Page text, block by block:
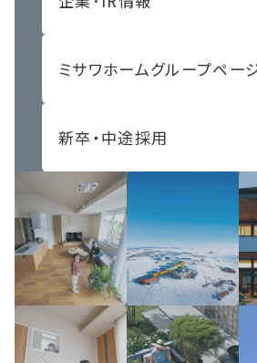
ミサワホームグループペー
新卒・中途採用